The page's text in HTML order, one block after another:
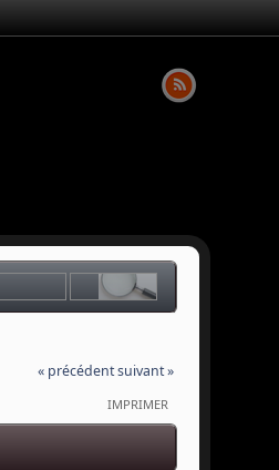
« précédentsuivant »
IMPRIMER